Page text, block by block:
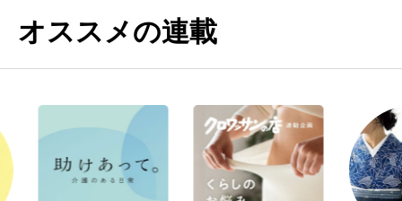
オススメの連載